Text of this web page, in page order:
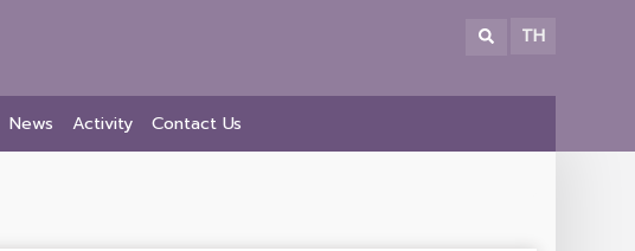
TH
News Activity Contact Us